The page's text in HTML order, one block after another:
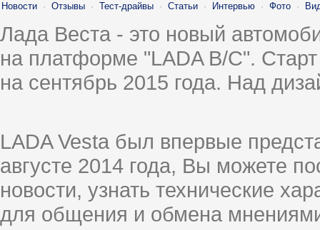
Новости · Отзывы · Тест-драйвы · Статьи · Интервью · Фото ·
Лада Веста - это новый
на платформе "LADA B/C".
на сентябрь 2015 года. Над
LADA Vesta был впервые
августе 2014 года, Вы можете
новости, узнать технические
для общения и обмена